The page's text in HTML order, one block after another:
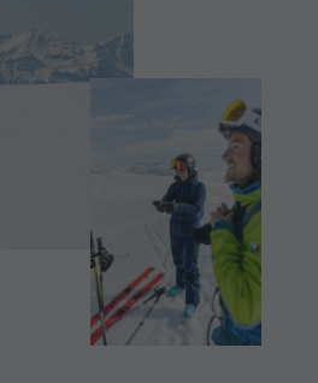
Parapendio
& Voli
tandem
Programmi
di vacanza